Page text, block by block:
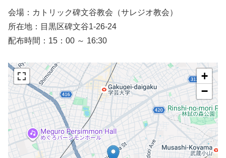
会場：カトリック碑文谷教会（サレジオ教会）
所在地：目黒区碑文谷1-26-24
配布時間：15：00 ～ 16:30
+
−